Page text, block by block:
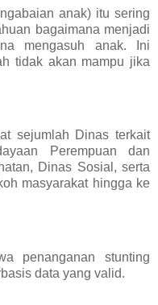
anak) itu sering
bagaimana menjadi
mengasuh anak. Ini
tidak akan mampu jika
sejumlah Dinas terkait
Perempuan dan
Dinas Sosial, serta
masyarakat hingga ke
penanganan stunting
data yang valid.